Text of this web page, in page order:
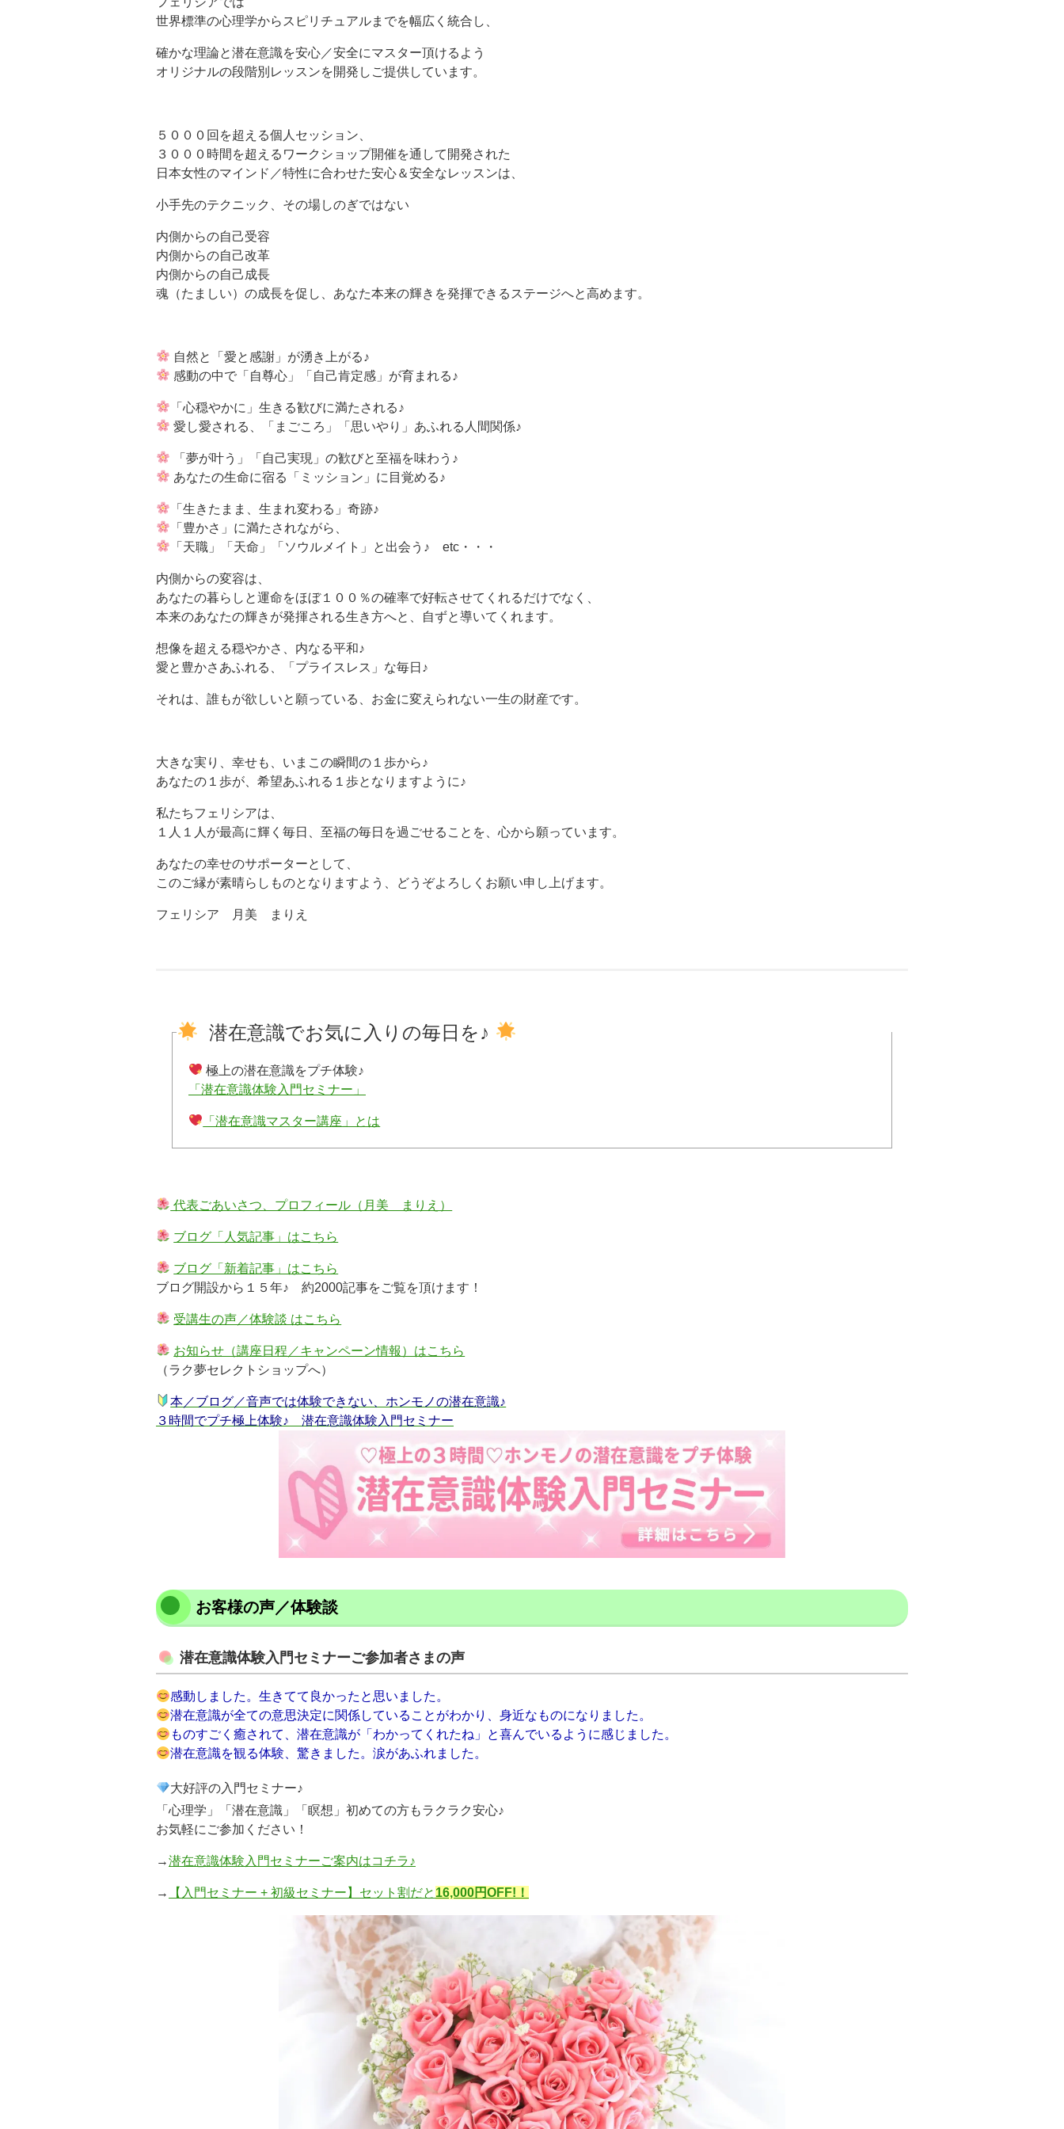
世界標準の心理学からスピリチュアルまでを幅広く統合し、
確かな理論と潜在意識を安心／安全にマスター頂けるよう
オリジナルの段階別レッスンを開発しご提供しています。
５０００回を超える個人セッション、
３０００時間を超えるワークショップ開催を通して開発された
日本女性のマインド／特性に合わせた安心＆安全なレッスンは、
小手先のテクニック、その場しのぎではない
内側からの自己受容
内側からの自己改革
内側からの自己成長
魂（たましい）の成長を促し、あなた本来の輝きを発揮できるステージへと高めます。
自然と「愛と感謝」が湧き上がる♪
感動の中で「自尊心」「自己肯定感」が育まれる♪
「心穏やかに」生きる歓びに満たされる♪
愛し愛される、「まごころ」「思いやり」あふれる人間関係♪
「夢が叶う」「自己実現」の歓びと至福を味わう♪
あなたの生命に宿る「ミッション」に目覚める♪
「生きたまま、生まれ変わる」奇跡♪
「豊かさ」に満たされながら、
「天職」「天命」「ソウルメイト」と出会う♪ etc・・・
内側からの変容は、
あなたの暮らしと運命をほぼ１００％の確率で好転させてくれるだけでなく、
本来のあなたの輝きが発揮される生き方へと、自ずと導いてくれます。
想像を超える穏やかさ、内なる平和♪
愛と豊かさあふれる、「プライスレス」な毎日♪
それは、誰もが欲しいと願っている、お金に変えられない一生の財産です。
大きな実り、幸せも、いまこの瞬間の１歩から♪
あなたの１歩が、希望あふれる１歩となりますように♪
私たちフェリシアは、
１人１人が最高に輝く毎日、至福の毎日を過ごせることを、心から願っています。
あなたの幸せのサポーターとして、
このご縁が素晴らしものとなりますよう、どうぞよろしくお願い申し上げます。
フェリシア 月美 まりえ
潜在意識でお気に入りの毎日を♪
極上の潜在意識をプチ体験♪
「潜在意識体験入門セミナー」
「潜在意識マスター講座」とは
代表ごあいさつ、プロフィール（月美 まりえ）
ブログ「人気記事」はこちら
ブログ「新着記事」はこちら
ブログ開設から１５年♪ 約2000記事をご覧を頂けます！
受講生の声／体験談 はこちら
お知らせ（講座日程／キャンペーン情報）はこちら
（ラク夢セレクトショップへ）
本／ブログ／音声では体験できない、ホンモノの潜在意識♪
３時間でプチ極上体験♪ 潜在意識体験入門セミナー
お客様の声／体験談
潜在意識体験入門セミナーご参加者さまの声
感動しました。生きてて良かったと思いました。
潜在意識が全ての意思決定に関係していることがわかり、身近なものになりました。
ものすごく癒されて、潜在意識が「わかってくれたね」と喜んでいるように感じました。
潜在意識を観る体験、驚きました。涙があふれました。
大好評の入門セミナー♪
「心理学」「潜在意識」「瞑想」初めての方もラクラク安心♪
お気軽にご参加ください！
→潜在意識体験入門セミナーご案内はコチラ♪
→ 【入門セミナー + 初級セミナー】セット割だと 16,000円OFF!！